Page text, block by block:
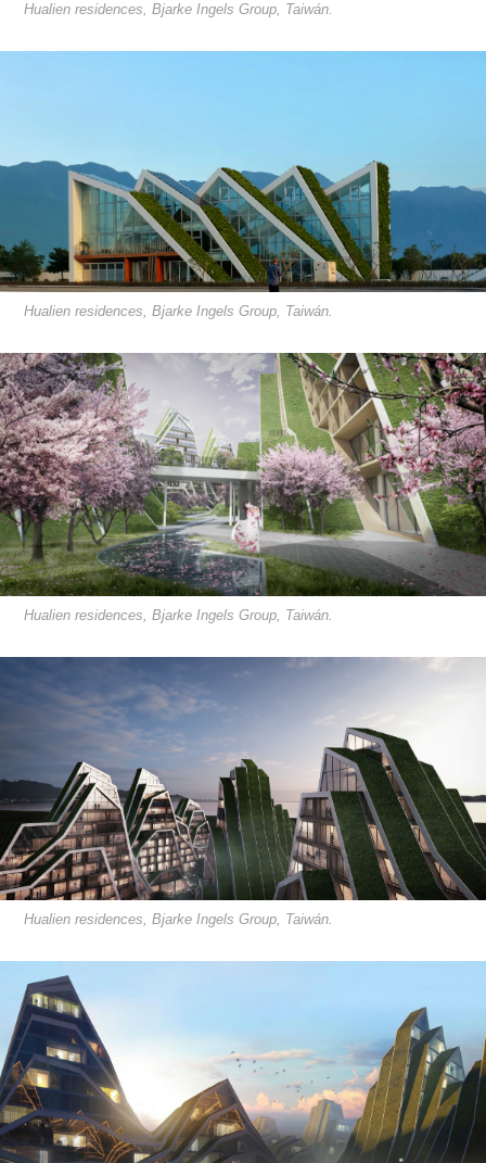
Hualien residences, Bjarke Ingels Group, Taiwán.
Hualien residences, Bjarke Ingels Group, Taiwán.
Hualien residences, Bjarke Ingels Group, Taiwán.
Hualien residences, Bjarke Ingels Group, Taiwán.